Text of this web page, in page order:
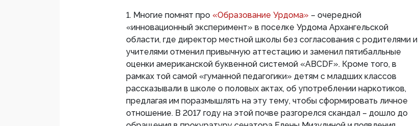
1. Многие помнят про «Образование Урдома» – очередной
«инновационный эксперимент» в поселке Урдома Архангельской
области, где директор местной школы без согласования с родителями и
учителями отменил привычную аттестацию и заменил пятибалльные
оценки американской буквенной системой «ABCDF». Кроме того, в
рамках той самой «гуманной педагогики» детям с младших классов
рассказывали в школе о половых актах, об употреблении наркотиков,
предлагая им поразмышлять на эту тему, чтобы сформировать личное
отношение. В 2017 году на этой почве разгорелся скандал – дошло до